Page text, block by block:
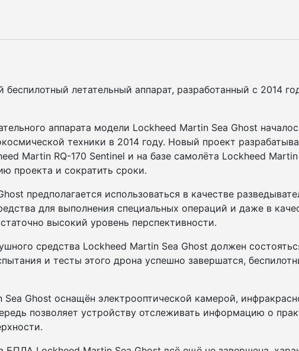
летательный аппарат, разработанный с 2014
аппарата модели Lockheed Martin Sea Ghost
техники в 2014 году. Новый проект
Martin RQ-170 Sentinel и на базе самолёта Lockheed
проекта и сократить сроки.
предполагается использоваться в качестве
для выполнения специальных операций и даже в
высокий уровень перспективности.
средства Lockheed Martin Sea Ghost должен
и тесты этого дрона успешно завершатся,
Ghost оснащён электрооптической камерой,
позволяет устройству отслеживать информацию о